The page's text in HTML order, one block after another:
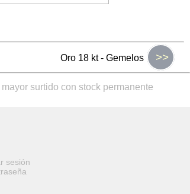
Oro 18 kt - Gemelos >>
mayor surtido con stock permanente
sesión